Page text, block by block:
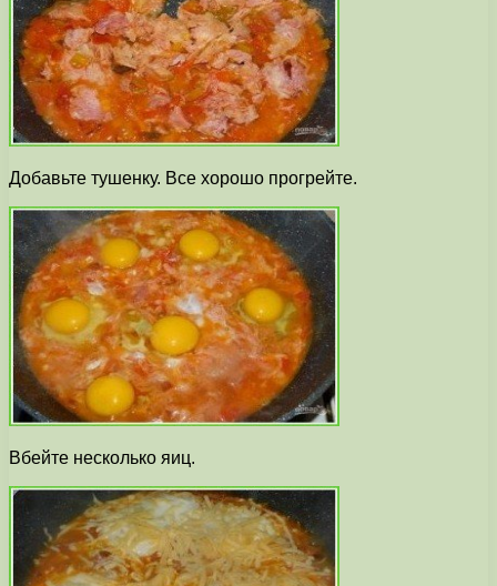
Добавьте тушенку. Все хорошо прогрейте.
Вбейте несколько яиц.